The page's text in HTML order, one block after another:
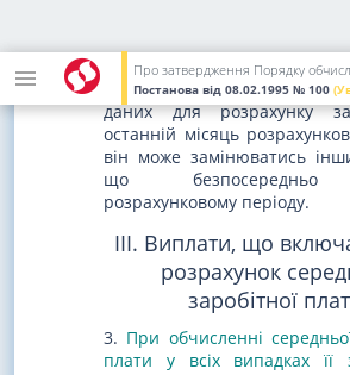
Постанова від 08.02.1995 № 100 (Увага! Попередня
Для працівників з
праці у разі відсутності
даних для розрахунку
останній місяць
він може замінюватись
що безпосередньо
розрахунковому періоду.
ІІІ. Виплати, що
розрахунок
заробітної
3. При обчисленні
плати у всіх випадках її